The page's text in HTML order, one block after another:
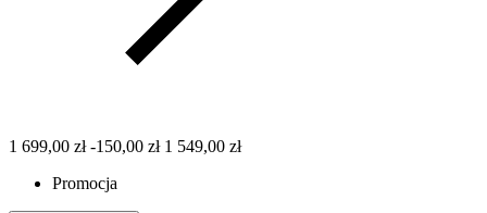
1 699,00 zł -150,00 zł 1 549,00 zł
Promocja